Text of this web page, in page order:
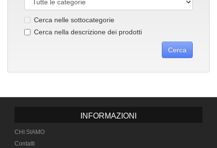
Cerca nelle sottocategorie
Cerca nella descrizione dei prodotti
INFORMAZIONI
CHI SIAMO
Contatti